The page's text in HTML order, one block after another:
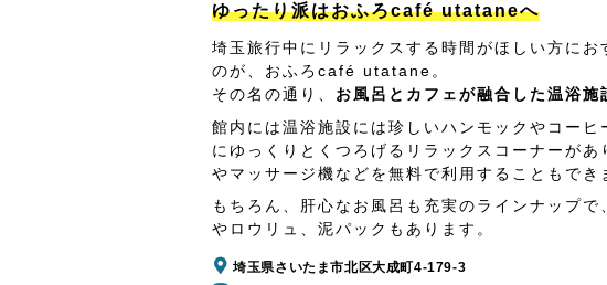
ゆったり派はおふろcafé utataneへ
埼玉旅行中にリラックスする時間がほしい方にお
のが、おふろcafé utatane。
その名の通り、 お風呂とカフェが融合した温浴施
館内には温浴施設には珍しいハンモックやコーヒ
にゆっくりとくつろげるリラックスコーナーがあ
やマッサージ機などを無料で利用することもでき
もちろん、肝心なお風呂も充実のラインナップで
やロウリュ、泥パックもあります。
埼玉県さいたま市北区大成町4-179-3